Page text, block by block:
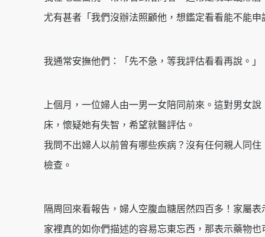
尤有甚者「我們沒辦法照顧他，想鑑定看看能不能申
我通常安撫他們：「先不急，等我評估看看再說。」
上個月，一位婦人由一男一女陪同前來。這對男女
床，懷疑她有失智，希望就醫評估。
我問不出婦人以前曾有哪些疾病？沒有任何親人同
檢查。
隔周回來看報告，婦人空腹血糖居然四百多！家屬
家裡真的如你們描述的容易忘東忘西，那表示藥物